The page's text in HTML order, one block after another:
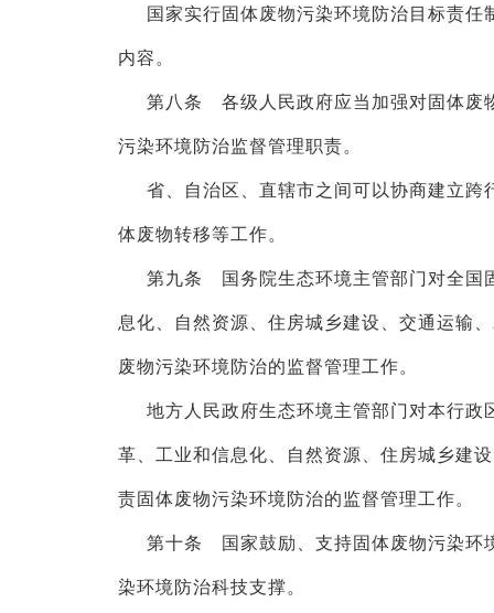
国家实行固体废物污染环境防治目标责
内容。
第八条 各级人民政府应当加强对固体废
污染环境防治监督管理职责。
省、自治区、直辖市之间可以协商建立
体废物转移等工作。
第九条 国务院生态环境主管部门对全国
息化、自然资源、住房城乡建设、交通运输
废物污染环境防治的监督管理工作。
地方人民政府生态环境主管部门对本行
革、工业和信息化、自然资源、住房城乡建
责固体废物污染环境防治的监督管理工作。
第十条 国家鼓励、支持固体废物污染环
染环境防治科技支撑。